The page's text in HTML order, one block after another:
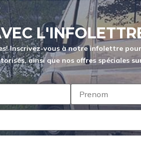
Inscrivez-vous à notre infolettre
ainsi que nos offres spéciales